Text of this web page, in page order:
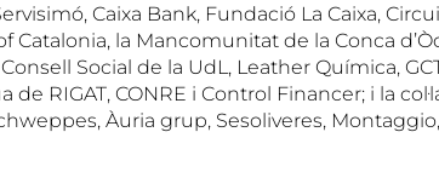
Caixa Bank, Fundació La Caixa,
Catalonia, la Mancomunitat de la Conca
Social de la UdL, Leather Química,
de RIGAT, CONRE i Control Financer; i la
Àuria grup, Sesoliveres,